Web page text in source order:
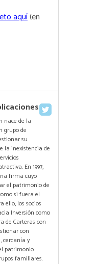
aquí(en
nace de la
grupo de
su
la inexistencia de
En 1997,
firma cuyo
el patrimonio de
si fuera el
ello, los socios
Inversión como
de Carteras con
con
cercanía y
patrimonio
familiares.